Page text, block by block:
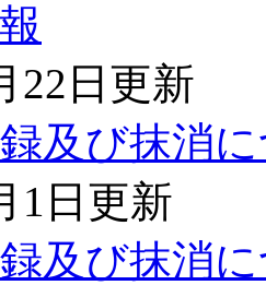
22日更新
及び抹消
1日更新
及び抹消